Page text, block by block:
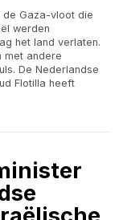
de Gaza-vloot die
werden
het land verlaten.
met andere
De Nederlandse
Flotilla heeft